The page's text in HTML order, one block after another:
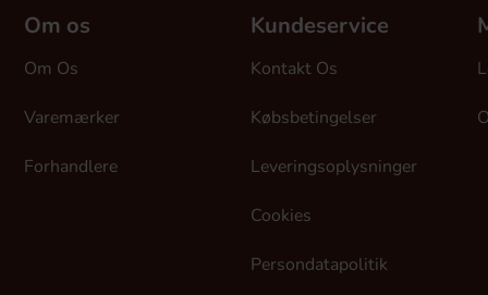
Om os
Om Os
Varemærker
Forhandlere
Kundeservice
Kontakt Os
Købsbetingelser
Leveringsoplysninger
Cookies
Persondatapolitik